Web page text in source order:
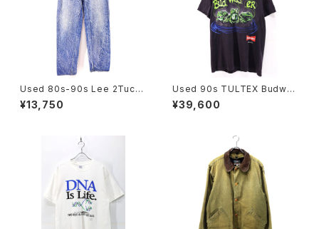
Used 80s-90s Lee 2Tuck
Design Stone Wash Denim
Pants Size W30 L28 古着
¥13,750
Used 90s TULTEX Budwei
ser Black 3Frog Both Grap
hic T-Shirt Size L 古着
¥39,600